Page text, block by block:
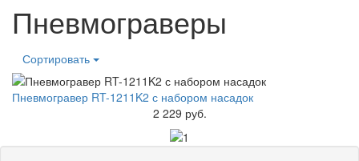
Пневмограверы
Сортировать
Пневмогравер RT-1211K2 с набором насадок
2 229 руб.